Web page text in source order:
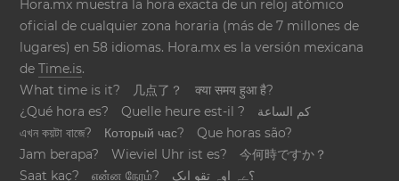
Hora.mx muestra la hora exacta de un reloj atómico
oficial de cualquier zona horaria (más de 7 millones de
lugares) en 58 idiomas. Hora.mx es la versión mexicana
deTime.is.
What time is it?
几点了？
क्या समय हुआ है?
¿Qué hora es?
Quelle heure est-il ?
كم الساعة
এখন কয়টা বাজে?
Который час?
Que horas são?
Jam berapa?
Wieviel Uhr ist es?
今何時ですか？
Saat kaç?
என்ன நேரம்?
؟ےہ اوہ تقو ایک